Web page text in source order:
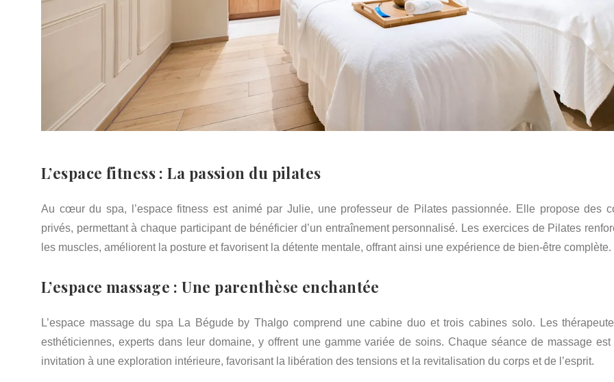
L’espace fitness : La passion du pilates
Au cœur du spa, l’espace fitness est animé par Julie, une professeur de Pilates passionnée. Elle propose des
privés, permettant à chaque participant de bénéficier d’un entraînement personnalisé. Les exercices de Pilates
les muscles, améliorent la posture et favorisent la détente mentale, offrant ainsi une expérience de bien-être complète.
L’espace massage : Une parenthèse enchantée
L’espace massage du spa La Bégude by Thalgo comprend une cabine duo et trois cabines solo. Les
esthéticiennes, experts dans leur domaine, y offrent une gamme variée de soins. Chaque séance de massage est
invitation à une exploration intérieure, favorisant la libération des tensions et la revitalisation du corps et de l’esprit.